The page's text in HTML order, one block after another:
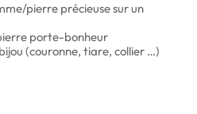
pierre précieuse sur un
porte-bonheur
(couronne, tiare, collier …)